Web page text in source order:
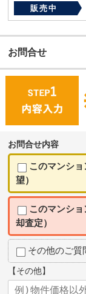
販売中
お問合せ
お問合せ内容
このマンシ
望）
このマンシ
却査定）
その他のご質
【その他】